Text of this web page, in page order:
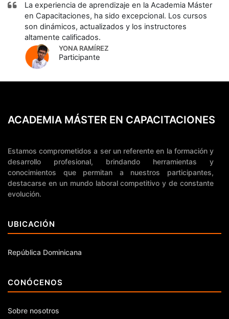
Gracias a los cursos de AMCÁDEMI, he podido
mis habilidades profesionales y acceder a nuevas
oportunidades laborales. 🤩
MARGARET FRÍAS
Participante
ACADEMIA MÁSTER EN CAPACITACIONES
Estamos comprometidos a ser un referente en la formación y
desarrollo profesional, brindando herramientas y
conocimientos que permitan a nuestros participantes,
destacarse en un mundo laboral competitivo y de constante
evolución.
UBICACIÓN
República Dominicana
CONÓCENOS
Sobre nosotros